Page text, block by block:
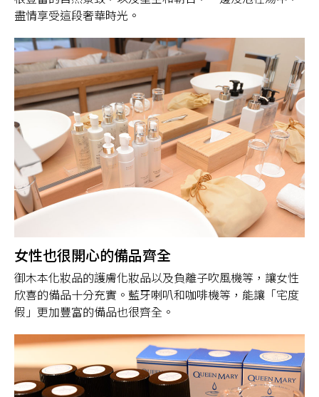
盡情享受這段奢華時光。
女性也很開心的備品齊全
御木本化妝品的護膚化妝品以及負離子吹風機等，讓女性
欣喜的備品十分充實。藍牙喇叭和咖啡機等，能讓「宅度
假」更加豐富的備品也很齊全。